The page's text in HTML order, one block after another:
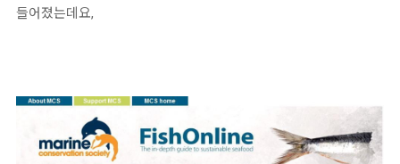
들어졌는데요,